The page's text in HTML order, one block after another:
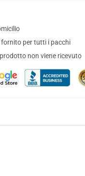
per tutti i pacchi
non viene ricevuto